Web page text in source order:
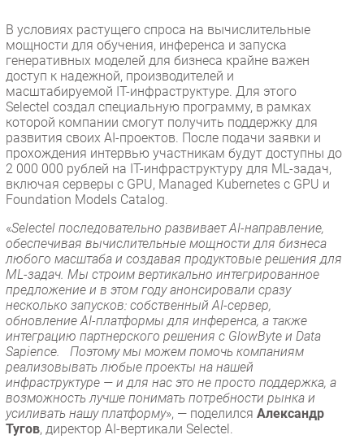
Мероприятия
Проекты
IT класс
Тестовый стенд
Каталог компаний
В условиях растущего спроса на вычислительные
мощности для обучения, инференса и запуска
генеративных моделей для бизнеса крайне важен
доступ к надежной, производителей и
масштабируемой IT-инфраструктуре. Для этого
Selectel создал специальную программу, в рамках
которой компании смогут получить поддержку для
развития своих AI-проектов. После подачи заявки и
прохождения интервью участникам будут доступны до
2 000 000 рублей на IT-инфраструктуру для ML-задач,
включая серверы с GPU, Managed Kubernetes с GPU и
Foundation Models Catalog.
«Selectel последовательно развивает AI-направление,
обеспечивая вычислительные мощности для бизнеса
любого масштаба и создавая продуктовые решения для
ML-задач. Mы строим вертикально интегрированное
предложение и в этом году анонсировали сразу
несколько запусков: собственный AI-сервер,
обновление AI-платформы для инференса, а также
интеграцию партнерского решения с GlowByte и Data
Sapience. Поэтому мы можем помочь компаниям
реализовывать любые проекты на нашей
инфраструктуре — и для нас это не просто поддержка, а
возможность лучше понимать потребности рынка и
усиливать нашу платформу», — поделился Александр
Тугов, директор AI-вертикали Selectel.